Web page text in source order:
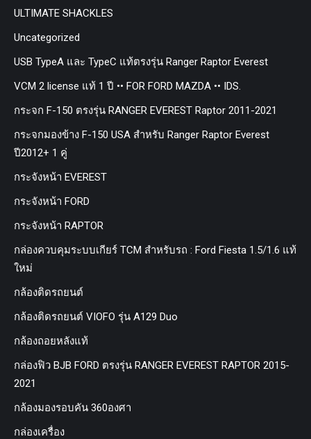
ULTIMATE SHACKLES
Uncategorized
USB TypeA และ TypeC แท้ตรงรุ่น Ranger Raptor Everest
VCM 2 license แท้ 1 ปี •• FOR FORD MAZDA •• IDS.
กระจก F-150 ตรงรุ่น RANGER EVEREST Raptor 2011-2021
กระจกมองข้าง F-150 USA สำหรับ Ranger Raptor Everest
ปี2012+ 1 คู่
กระจังหน้า EVEREST
กระจังหน้า FORD
กระจังหน้า RAPTOR
กล่องควบคุมระบบเกียร์ TCM สำหรับรถ : Ford Fiesta 1.5/1.6 แท้
ใหม่
กล้องติดรถยนต์
กล้องติดรถยนต์ VIOFO รุ่น A129 Duo
กล้องถอยหลังแท้
กล่องฟิว BJB FORD ตรงรุ่น RANGER EVEREST RAPTOR 2015-
2021
กล้องมองรอบคัน 360องศา
กล่องเครื่อง